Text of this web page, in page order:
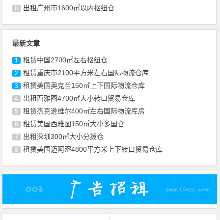
8 出租广州市1600㎡以内枢纽仓
最新文章
1 租赁中国2700㎡左右枢纽仓
2 租赁重庆市2100平方米左右国际物流仓库
3 租赁美国奥克兰150㎡上下国际物流仓库
4 出租西雅图4700㎡大小转口贸易仓库
5 租赁杰克逊维尔400㎡左右国际物流库房
6 租赁美国西雅图150㎡大小多国仓
7 出租深圳300㎡大小分拨仓
8 租赁美国迈阿密4800平方米上下转口贸易仓库